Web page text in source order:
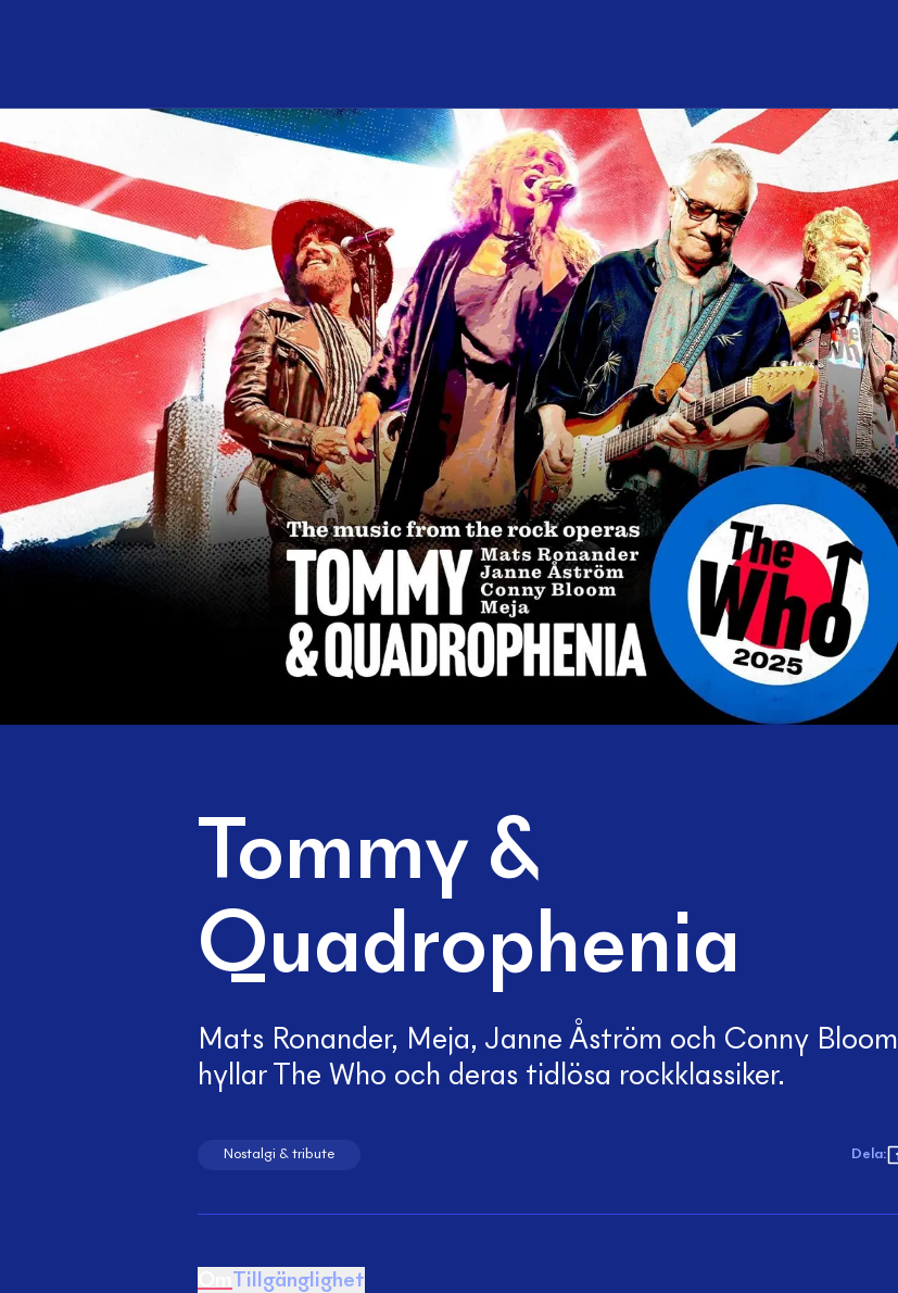
Tommy &
Quadrophenia
Mats Ronander, Meja, Janne Åström och Conny Bloom
hyllar The Who och deras tidlösa rockklassiker.
Nostalgi & tribute Dela:
Tillgänglighet